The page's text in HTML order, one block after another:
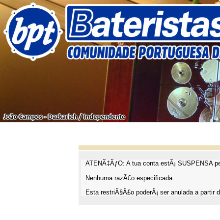
ATENÃ‡ÃƒO: A tua conta estÃ¡ SUSPENSA
Nenhuma razÃ£o especificada.
Esta restriÃ§Ã£o poderÃ¡ ser anulada a partir